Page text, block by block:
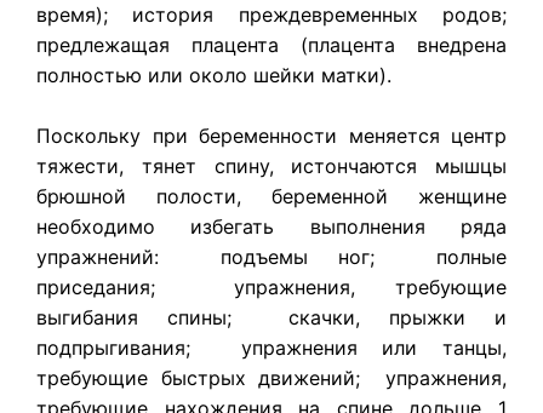
время); история преждевременных родов;
предлежащая плацента (плацента внедрена
полностью или около шейки матки).
Поскольку при беременности меняется центр
тяжести, тянет спину, истончаются мышцы
брюшной полости, беременной женщине
необходимо избегать выполнения ряда
упражнений: подъемы ног; полные
приседания; упражнения, требующие
выгибания спины; скачки, прыжки и
подпрыгивания; упражнения или танцы,
требующие быстрых движений; упражнения,